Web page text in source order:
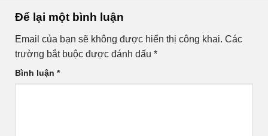
Để lại một bình luận
Email của bạn sẽ không được hiển thị công khai. Các
trường bắt buộc được đánh dấu *
Bình luận *